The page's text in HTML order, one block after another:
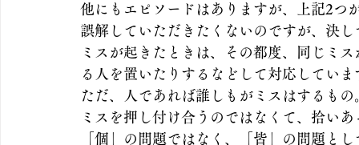
他にもエピソードはありますが、上記2つ
誤解していただきたくないのですが、決
ミスが起きたときは、その都度、同じミ
る人を置いたりするなどして対応していま
ただ、人であれば誰しもがミスはするもの
ミスを押し付け合うのではなくて、拾い
「個」の問題ではなく、「皆」の問題と